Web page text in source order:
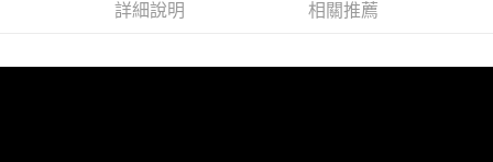
詳細說明 相關推薦